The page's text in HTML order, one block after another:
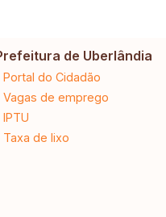
de Uberlândia
Portal do Cidadão
Vagas de emprego
IPTU
Taxa de lixo